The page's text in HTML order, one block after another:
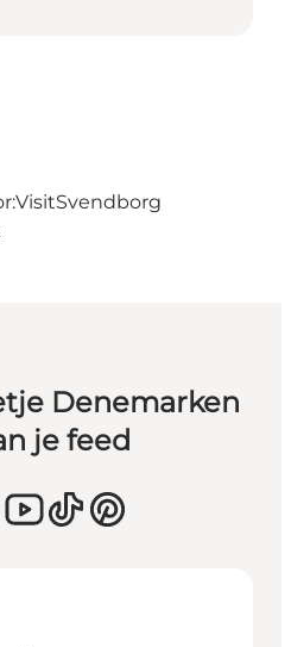
VisitSvendborg
Denemarken
je feed